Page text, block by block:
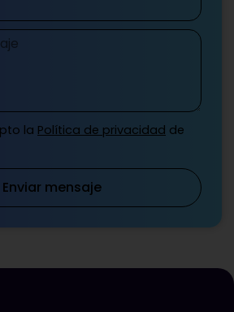
la Política de privacidad de
Enviar mensaje